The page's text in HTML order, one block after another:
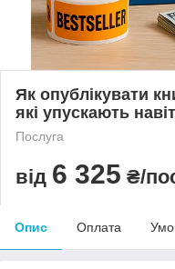
Як опублікувати
які упускають
Послуга
від 6 325 ₴/
Опис Оплата